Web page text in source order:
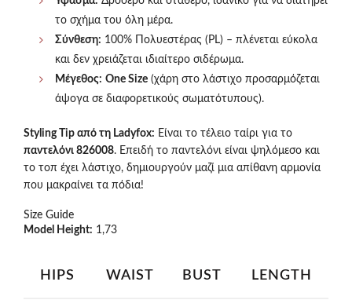
το σχήμα του όλη μέρα.
Σύνθεση: 100% Πολυεστέρας (PL) – πλένεται εύκολα
και δεν χρειάζεται ιδιαίτερο σιδέρωμα.
Μέγεθος: One Size (χάρη στο λάστιχο προσαρμόζεται
άψογα σε διαφορετικούς σωματότυπους).
Styling Tip από τη Ladyfox: Είναι το τέλειο ταίρι για το
παντελόνι 826008. Επειδή το παντελόνι είναι ψηλόμεσο και
το τοπ έχει λάστιχο, δημιουργούν μαζί μια απίθανη αρμονία
που μακραίνει τα πόδια!
Size Guide
Model Height: 1,73
HIPS WAIST BUST LENGTH